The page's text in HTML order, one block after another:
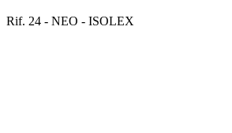
supportair
Rif. 24 - NEO - ISOLEX